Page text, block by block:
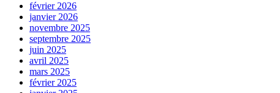
février 2026
janvier 2026
novembre 2025
septembre 2025
juin 2025
avril 2025
mars 2025
février 2025